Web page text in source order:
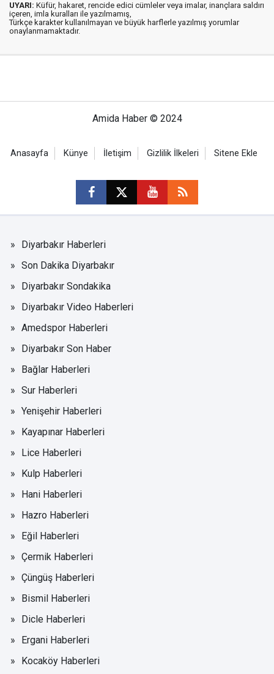
UYARI: Küfür, hakaret, rencide edici cümleler veya imalar, inançlara saldırı
içeren, imla kuralları ile yazılmamış,
Türkçe karakter kullanılmayan ve büyük harflerle yazılmış yorumlar
onaylanmamaktadır.
Amida Haber © 2024
Anasayfa Künye İletişim Gizlilik İlkeleri Sitene Ekle
Diyarbakır Haberleri
Son Dakika Diyarbakır
Diyarbakır Sondakika
Diyarbakır Video Haberleri
Amedspor Haberleri
Diyarbakır Son Haber
Bağlar Haberleri
Sur Haberleri
Yenişehir Haberleri
Kayapınar Haberleri
Lice Haberleri
Kulp Haberleri
Hani Haberleri
Hazro Haberleri
Eğil Haberleri
Çermik Haberleri
Çüngüş Haberleri
Bismil Haberleri
Dicle Haberleri
Ergani Haberleri
Kocaköy Haberleri